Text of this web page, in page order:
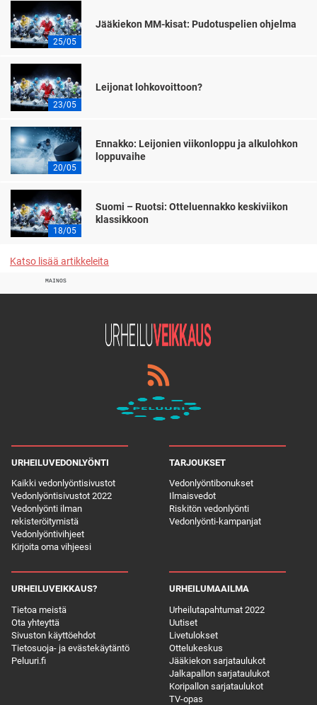
25/05
Jääkiekon MM-kisat: Pudotuspelien ohjelma
23/05
Leijonat lohkovoittoon?
20/05
Ennakko: Leijonien viikonloppu ja alkulohkon
loppuvaihe
18/05
Suomi – Ruotsi: Otteluennakko keskiviikon
klassikkoon
Katso lisää artikkeleita
MAINOS
URHEILUVEDONLYÖNTI
Kaikki vedonlyöntisivustot
Vedonlyöntisivustot 2022
Vedonlyönti ilman
rekisteröitymistä
Vedonlyöntivihjeet
Kirjoita oma vihjeesi
TARJOUKSET
Vedonlyöntibonukset
Ilmaisvedot
Riskitön vedonlyönti
Vedonlyönti-kampanjat
URHEILUVEIKKAUS?
Tietoa meistä
Ota yhteyttä
Sivuston käyttöehdot
Tietosuoja- ja evästekäytäntö
Peluuri.fi
URHEILUMAAILMA
Urheilutapahtumat 2022
Uutiset
Livetulokset
Ottelukeskus
Jääkiekon sarjataulukot
Jalkapallon sarjataulukot
Koripallon sarjataulukot
TV-opas